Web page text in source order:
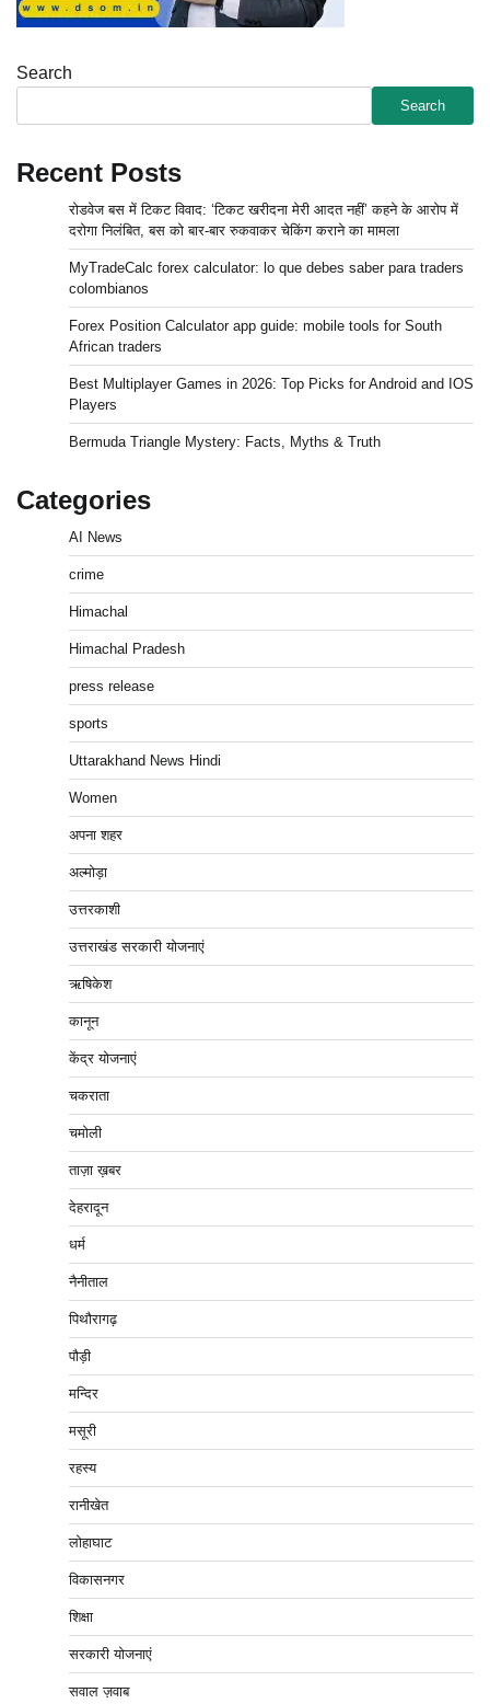
Search
Search
Recent Posts
रोडवेज बस में टिकट विवाद: ‘टिकट खरीदना मेरी आदत नहीं’ कहने के आरोप में
दरोगा निलंबित, बस को बार-बार रुकवाकर चेकिंग कराने का मामला
MyTradeCalc forex calculator: lo que debes saber para traders
colombianos
Forex Position Calculator app guide: mobile tools for South
African traders
Best Multiplayer Games in 2026: Top Picks for Android and IOS
Players
Bermuda Triangle Mystery: Facts, Myths & Truth
Categories
AI News
crime
Himachal
Himachal Pradesh
press release
sports
Uttarakhand News Hindi
Women
अपना शहर
अल्मोड़ा
उत्तरकाशी
उत्तराखंड सरकारी योजनाएं
ऋषिकेश
कानून
केंद्र योजनाएं
चकराता
चमोली
ताज़ा ख़बर
देहरादून
धर्म
नैनीताल
पिथौरागढ़
पौड़ी
मन्दिर
मसूरी
रहस्य
रानीखेत
लोहाघाट
विकासनगर
शिक्षा
सरकारी योजनाएं
सवाल ज़वाब